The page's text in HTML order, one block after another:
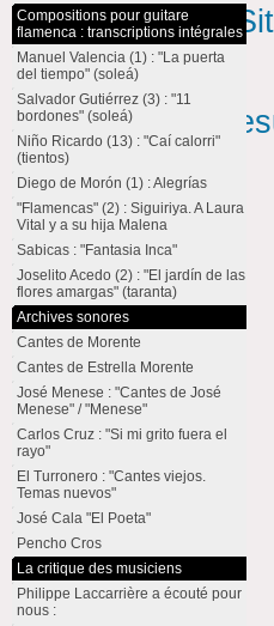
Compositions pour guitare
flamenca : transcriptions intégrales
Manuel Valencia (1) : "La puerta
del tiempo" (soleá)
Salvador Gutiérrez (3) : "11
bordones" (soleá)
Niño Ricardo (13) : "Caí calorri"
(tientos)
Diego de Morón (1) : Alegrías
"Flamencas" (2) : Siguiriya. A Laura
Vital y a su hija Malena
Sabicas : "Fantasia Inca"
Joselito Acedo (2) : "El jardín de las
flores amargas" (taranta)
Archives sonores
Cantes de Morente
Cantes de Estrella Morente
José Menese : "Cantes de José
Menese" / "Menese"
Carlos Cruz : "Si mi grito fuera el
rayo"
El Turronero : "Cantes viejos.
Temas nuevos"
José Cala "El Poeta"
Pencho Cros
La critique des musiciens
Philippe Laccarrière a écouté pour
nous :